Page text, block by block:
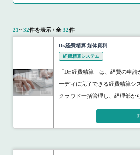
21~ 32件を表示 / 全 32件
Dr.経費精算 媒体資料
経費精算システム
「Dr.経費精算」は、経費の申
ーディに完了できる経費精算シ
クラウド一括管理し、経理部から